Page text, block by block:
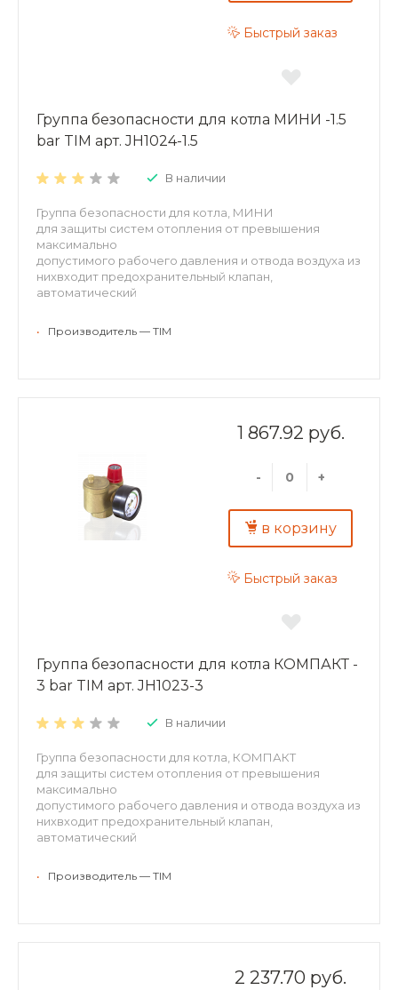
Быстрый заказ
Группа безопасности для котла МИНИ -1.5
bar TIM арт. JH1024-1.5
В наличии
Группа безопасности для котла, МИНИ
для защиты систем отопления от превышения
максимально
допустимого рабочего давления и отвода воздуха из
нихвходит предохранительный клапан,
автоматический
• Производитель — TIM
1 867.92 руб.
- +
в корзину
Быстрый заказ
Группа безопасности для котла КОМПАКТ -
3 bar TIM арт. JH1023-3
В наличии
Группа безопасности для котла, КОМПАКТ
для защиты систем отопления от превышения
максимально
допустимого рабочего давления и отвода воздуха из
нихвходит предохранительный клапан,
автоматический
• Производитель — TIM
2 237.70 руб.